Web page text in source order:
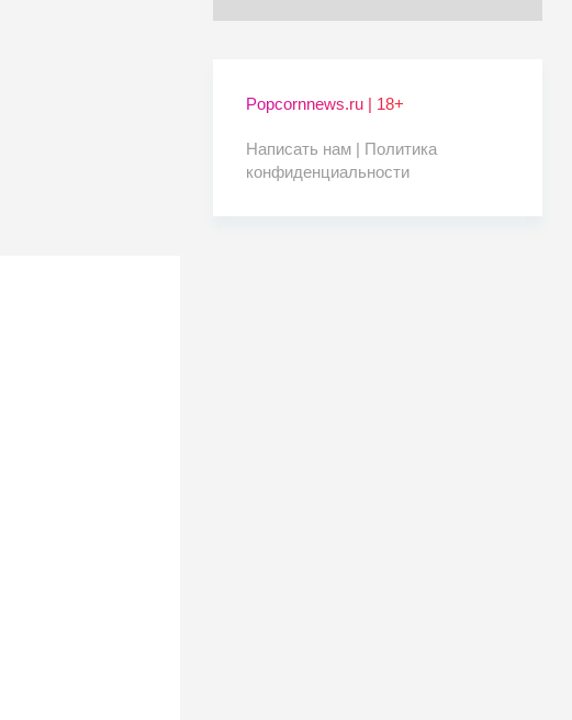
Popcornnews.ru | 18+
Написать нам | Политика
конфиденциальности